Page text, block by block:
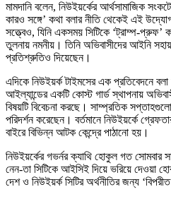
মামদানি বলেন, নিউইয়র্কের আর্থসামাজিক
কারও সঙ্গে’ কথা বলার নীতি থেকেই এই
সত্ত্বেও, যিনি একসময় সিটিকে ‘ট্রাম্প-প্রুফ’
তুলনায় নমনীয়। তিনি অভিবাসীদের আইনি
প্রতিশ্রুতিও দিয়েছেন।
এদিকে নিউইয়র্ক টাইমসের এক প্রতিবেদনে
আইল্যান্ডের একটি কোস্ট গার্ড স্থাপনায়
বিষয়টি বিবেচনা করছে। সাম্প্রতিক
পরিদর্শন করেছেন। বর্তমানে নিউইয়র্কে
বাইরে বিভিন্ন আটক কেন্দ্রে পাঠানো হয়।
নিউইয়র্কের গভর্নর ক্যাথি হোকুল গত সোমবার
নেন-তা সিটিকে আইসিই দিয়ে ভরিয়ে দেওয়া
দেশ ও নিউইয়র্ক সিটির অর্থনীতির জন্য